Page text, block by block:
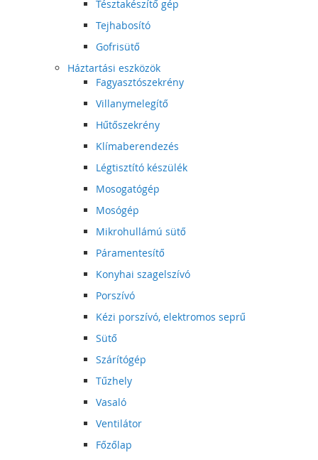
Tésztakészítő gép
Tejhabosító
Gofrisütő
Háztartási eszközök
Fagyasztószekrény
Villanymelegítő
Hűtőszekrény
Klímaberendezés
Légtisztító készülék
Mosogatógép
Mosógép
Mikrohullámú sütő
Páramentesítő
Konyhai szagelszívó
Porszívó
Kézi porszívó, elektromos seprű
Sütő
Szárítógép
Tűzhely
Vasaló
Ventilátor
Főzőlap